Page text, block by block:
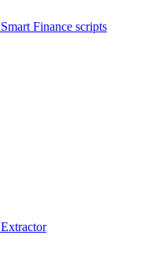
Smart Finance scripts
Extractor